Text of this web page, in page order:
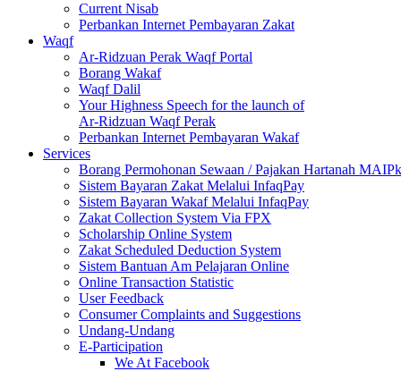
Current Nisab
Perbankan Internet Pembayaran Zakat
Waqf
Ar-Ridzuan Perak Waqf Portal
Borang Wakaf
Waqf Dalil
Your Highness Speech for the launch of
Ar-Ridzuan Waqf Perak
Perbankan Internet Pembayaran Wakaf
Services
Borang Permohonan Sewaan / Pajakan Hartanah MAIPk
Sistem Bayaran Zakat Melalui InfaqPay
Sistem Bayaran Wakaf Melalui InfaqPay
Zakat Collection System Via FPX
Scholarship Online System
Zakat Scheduled Deduction System
Sistem Bantuan Am Pelajaran Online
Online Transaction Statistic
User Feedback
Consumer Complaints and Suggestions
Undang-Undang
E-Participation
We At Facebook